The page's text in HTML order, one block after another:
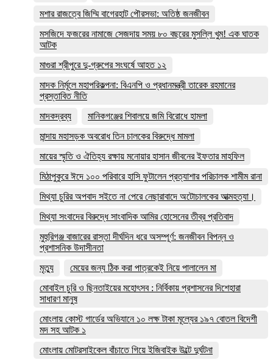
মশার রাজত্বে জিম্মি বাগেরহাট পৌরসভা: অতিষ্ঠ জনজীবন
মসজিদে ফজরের নামাজে সেজদায় সময় ৮০ বছরের মুসল্লি খুম! এক ঘাতক
আটক
মাগুরা শ্রীপুরে দু-গ্রুপের সংঘর্ষে আহত ১২
মাদক নির্মূলে মহাপরিকল্পনা: বিএনপি ও প্রধানমন্ত্রী তারেক রহমানের
প্রস্তাবিত নীতি
মাদকদ্রব্য
মানিকগঞ্জের শিবালয়ে জমি বিরোধে হামলা
মান্দায় মহাসড়ক অবরোধ তিন চালকের বিরুদ্ধে মামলা
মায়ের স্মৃতি ও ঐতিহ্য রক্ষায় মনোয়ার হাসান জীবনের ইফতার মাহফিল
মিঠাপুকুরে ঈদে ১০০ পরিবারে হাসি ফুটালেন প্রত্যাশার পরিচালক শামীম রানা
মিথ্যা চুরির অপবাদ সইতে না পেরে নেছারাবাদে অটোচালকের আত্মহত্যা।
মিথ্যা সংবাদের বিরুদ্ধে সাংবাদিক আমির হোসেনের তীব্র প্রতিবাদ
মুহুরিগঞ্জ বাজারের রাস্তা দীর্ঘদিন ধরে অসম্পূর্ণ: জনজীবন বিপন্ন ও
প্রশাসনিক উদাসীনতা
মৃত্যু
মেয়ের জন্য ঠিক করা পাত্রকেই নিয়ে পালালেন মা
মোবাইল চুরি ও ছিনতাইয়ের মহোৎসব : নির্বিকায় প্রশাসনের দিশেহারা
সাধারণ মানুষ
মোংলায় কোস্ট গার্ডের অভিযানে ১০ লক্ষ টাকা মূল্যের ১৯৭ বোতল বিদেশী
মদ সহ আটক ১
মোংলায় মোটরসাইকেল বাঁচাতে গিয়ে ইজিবাইক উল্টে দুর্ঘটনা